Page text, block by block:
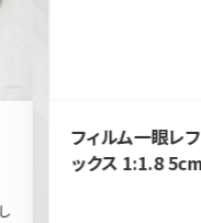
フィルム一眼レ
ックス 1:1.8